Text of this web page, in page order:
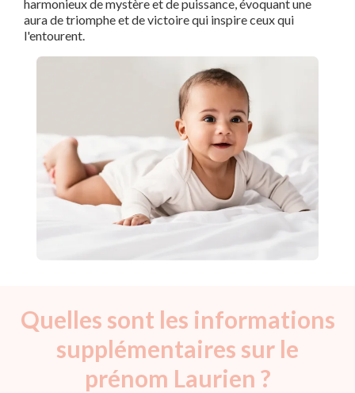
harmonieux de mystère et de puissance, évoquant une
aura de triomphe et de victoire qui inspire ceux qui
l'entourent.
Quelles sont les informations
supplémentaires sur le
prénom Laurien ?